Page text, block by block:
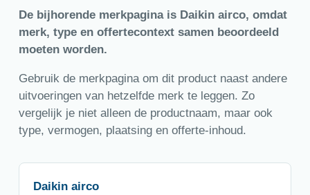
De bijhorende merkpagina is Daikin airco, omdat
merk, type en offertecontext samen beoordeeld
moeten worden.
Gebruik de merkpagina om dit product naast andere
uitvoeringen van hetzelfde merk te leggen. Zo
vergelijk je niet alleen de productnaam, maar ook
type, vermogen, plaatsing en offerte-inhoud.
Daikin airco